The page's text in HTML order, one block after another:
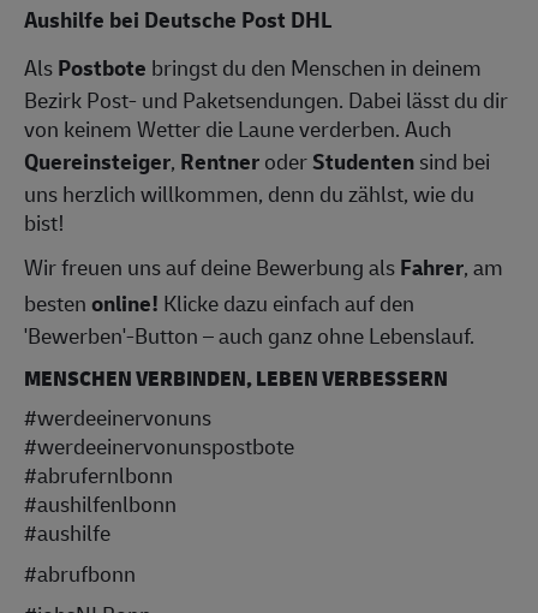
Aushilfe bei Deutsche Post DHL
AlsPostbote bringst du den Menschen in deinem
Bezirk Post- und Paketsendungen. Dabei lässt du dir
von keinem Wetter die Laune verderben. Auch
Quereinsteiger, RentneroderStudentensind bei
uns herzlich willkommen, denn du zählst, wie du
bist!
Wir freuen uns auf deine Bewerbung alsFahrer, am
bestenonline! Klicke dazu einfach auf den
'Bewerben'-Button – auch ganz ohne Lebenslauf.
MENSCHEN VERBINDEN, LEBEN VERBESSERN
#werdeeinervonuns
#werdeeinervonunspostbote
#abrufernlbonn
#aushilfenlbonn
#aushilfe
#abrufbonn